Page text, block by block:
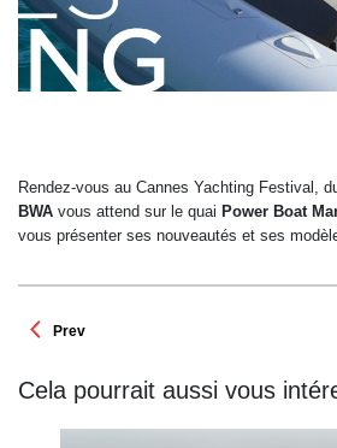
Rendez-vous au Cannes Yachting Festival,
BWA vous attend sur le quai Power Boat
vous présenter ses nouveautés et ses
Prev
Cela pourrait aussi vous